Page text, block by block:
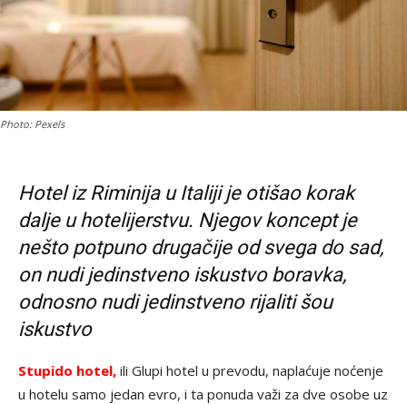
Photo: Pexels
Hotel iz Riminija u Italiji je otišao korak
dalje u hotelijerstvu. Njegov koncept je
nešto potpuno drugačije od svega do sad,
on nudi jedinstveno iskustvo boravka,
odnosno nudi jedinstveno rijaliti šou
iskustvo
Stupido hotel, ili Glupi hotel u prevodu, naplaćuje noćenje
u hotelu samo jedan evro, i ta ponuda važi za dve osobe uz